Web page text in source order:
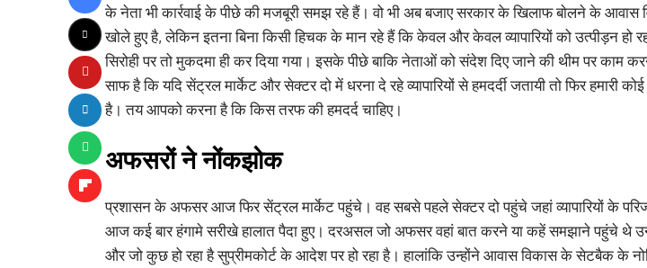
के नेता भी कार्रवाई के पीछे की मजबूरी समझ रहे हैं। वो भी अब बजाए सरकार के खिलाफ बाेलने के आवास
खोले हुए है, लेकिन इतना बिना किसी हिचक के मान रहे हैं कि केवल और केवल व्यापारियों को उत्पीड़न हो
सिरोही पर तो मुकदमा ही कर दिया गया। इसके पीछे बाकि नेताओं को संदेश दिए जाने की थीम पर काम
साफ है कि यदि सेंट्रल मार्केट और सेक्टर दो में धरना दे रहे व्यापारियों से हमदर्दी जतायी तो फिर हमारी
है। तय आपको करना है कि किस तरफ की हमदर्द चाहिए।
अफसरों ने नोंकझोक
प्रशासन के अफसर आज फिर सेंट्रल मार्केट पहुंचे। वह सबसे पहले सेक्टर दो पहुंचे जहां व्यापारियों के
आज कई बार हंगामे सरीखे हालात पैदा हुए। दरअसल जो अफसर वहां बात करने या कहें समझाने पहुंचे थे
और जो कुछ हो रहा है सुप्रीमकोर्ट के आदेश पर हो रहा है। हालांकि उन्होंने आवास विकास के सेटबैक के